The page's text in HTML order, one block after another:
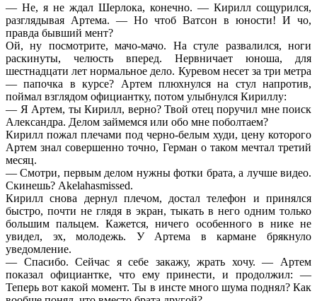
— Не, я не ждал Шерлока, конечно. — Кирилл сощурился,
разглядывая Артема. — Но чтоб Ватсон в юности! И чо,
правда бывший мент?
Ой, ну посмотрите, мачо-мачо. На стуле развалился, ноги
раскинуты, челюсть вперед. Нервничает юноша, для
шестнадцати лет нормальное дело. Куревом несет за три метра
— папочка в курсе? Артем плюхнулся на стул напротив,
поймал взглядом официантку, потом улыбнулся Кириллу:
— Я Артем, ты Кирилл, верно? Твой отец поручил мне поиск
Александра. Делом займемся или обо мне поболтаем?
Кирилл пожал плечами под черно-белым худи, цену которого
Артем знал совершенно точно, Герман о таком мечтал третий
месяц.
— Смотри, первым делом нужны фотки брата, а лучше видео.
Скинешь? Akelаhasmissed.
Кирилл снова дернул плечом, достал телефон и принялся
быстро, почти не глядя в экран, тыкать в него одним только
большим пальцем. Кажется, ничего особенного в нике не
увидел, эх, молодежь. У Артема в кармане брякнуло
уведомление.
— Спасибо. Сейчас я себе закажу, жрать хочу. — Артем
показал официантке, что ему принести, и продолжил: —
Теперь вот какой момент. Ты в инсте много шума поднял? Как